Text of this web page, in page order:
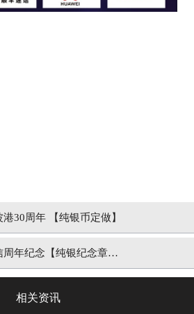
30周年 【纯银币定做】
年纪念【纯银纪念章定
相关资讯